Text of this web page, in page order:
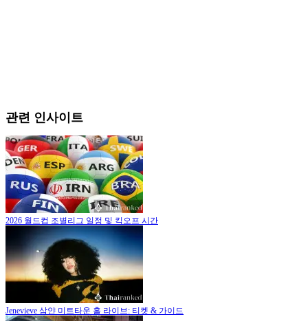
관련 인사이트
2026 월드컵 조별리그 일정 및 킥오프 시간
Jenevieve 삼얀 미트타운 홀 라이브: 티켓 & 가이드